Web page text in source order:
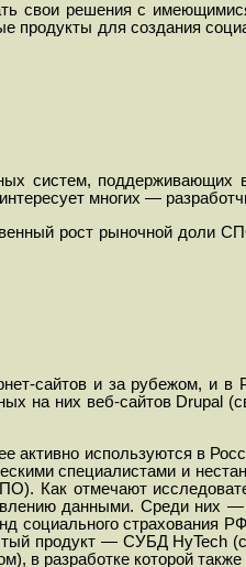
свои решения с
продукты для создания
систем,
многих —
рост рыночной доли С
сайтов и за рубежом, и в
на них веб-сайтов Drupal
используются в
специалистами и
Как отмечают
данными. Среди них
социального страхования
продукт — СУБД HyTech
в разработке которой